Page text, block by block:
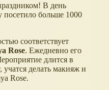
В день
больше 1000
соответствует
Rose. Ежедневно его
длится в
делать макияж и
Rose.